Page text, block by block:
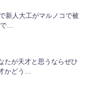
新人大工がマルノコで被
…
たが天才と思うならぜひ
かどう…